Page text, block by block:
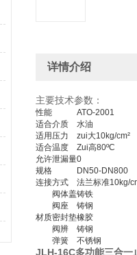
详情介绍
主要技术参数：
性能
ATO-2001
适合介质
水油
适用压力
zui大10kg/cm²
适合温度
Zui高80ºC
允许泄漏量0
规格
DN50-DN800
连接方式
法兰标准10kg/
材质
阀体盖铸铁
阀座
铸钢
密封垫橡胶
阀辨
铸钢
弹簧
不锈钢
JLH-16C多功能三合一